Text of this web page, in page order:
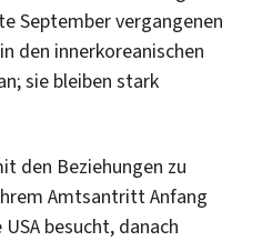
September vergangenen
den innerkoreanischen
sie bleiben stark
den Beziehungen zu
Amtsantritt Anfang
besucht, danach